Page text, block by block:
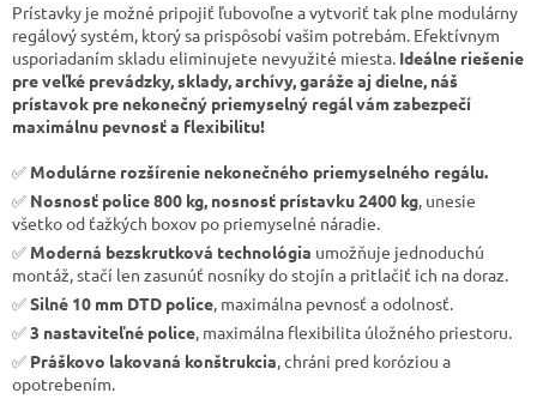
Prístavky je možné pripojiť ľubovoľne a vytvoriť tak plne modulárny
regálový systém, ktorý sa prispôsobí vašim potrebám. Efektívnym
usporiadaním skladu eliminujete nevyužité miesta. Ideálne riešenie
pre veľké prevádzky, sklady, archívy, garáže aj dielne, náš
prístavok pre nekonečný priemyselný regál vám zabezpečí
maximálnu pevnosť a flexibilitu!
✅ Modulárne rozšírenie nekonečného priemyselného regálu.
✅ Nosnosť police 800 kg, nosnosť prístavku 2400 kg , unesie
všetko od ťažkých boxov po priemyselné náradie.
✅ Moderná bezskrutková technológia umožňuje jednoduchú
montáž, stačí len zasunúť nosníky do stojín a pritlačiť ich na doraz.
✅Silné 10 mm DTD police , maximálna pevnosť a odolnosť.
✅3 nastaviteľné police , maximálna flexibilita úložného priestoru.
✅ Práškovo lakovaná konštrukcia , chráni pred koróziou a
opotrebením.